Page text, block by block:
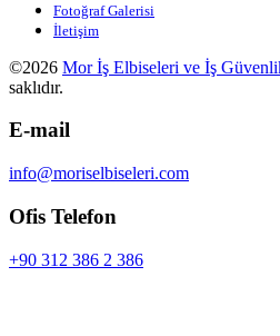
Fotoğraf Galerisi
İletişim
©2026 Mor İş Elbiseleri ve İş
saklıdır.
E-mail
info@moriselbiseleri.com
Ofis Telefon
+90 312 386 2 386